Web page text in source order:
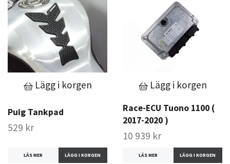
Lägg i korgen
Puig Tankpad
529 kr
LÄS MER
Lägg i korgen
Race-ECU Tuono 1100 (
2017-2020 )
10 939 kr
LÄS MER